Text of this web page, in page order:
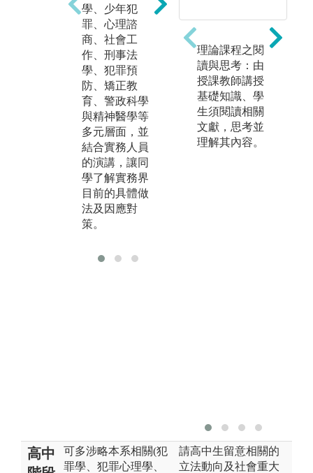
學、少年犯
罪、心理諮
商、社會工
作、刑事法
學、犯罪預
防、矯正教
育、警政科學
與精神醫學等
多元層面，並
結合實務人員
的演講，讓同
學了解實務界
目前的具體做
法及因應對
策。
（如參觀警察
局、監獄、法
院或少年矯正
學校等）與實
習，以求課程
更為創新及活
潑，切合犯罪
防治實務工作
之需求。
理論課程之閱
讀與思考：由
授課教師講授
基礎知識、學
生須閱讀相關
文獻，思考並
理解其內容。
高中
可多涉略本系相關(犯
罪學、犯罪心理學、
請高中生留意相關的
立法動向及社會重大